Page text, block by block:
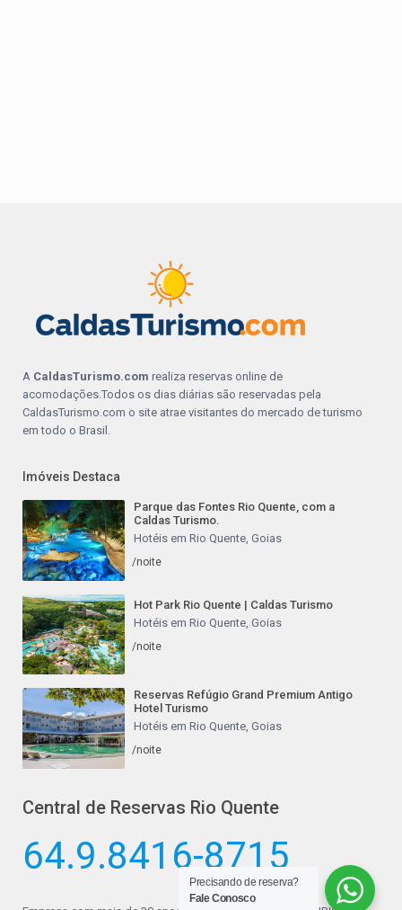
A CaldasTurismo.com realiza reservas online de
acomodações.Todos os dias diárias são reservadas pela
CaldasTurismo.com o site atrae visitantes do mercado de turismo
em todo o Brasil.
Imóveis Destaca
Parque das Fontes Rio Quente, com a
Caldas Turismo.
Hotéis em Rio Quente, Goias
/noite
Hot Park Rio Quente | Caldas Turismo
Hotéis em Rio Quente, Goias
/noite
Reservas Refúgio Grand Premium Antigo
Hotel Turismo
Hotéis em Rio Quente, Goias
/noite
Central de Reservas Rio Quente
64.9.8416-8715
Precisando de reserva?
Fale Conosco